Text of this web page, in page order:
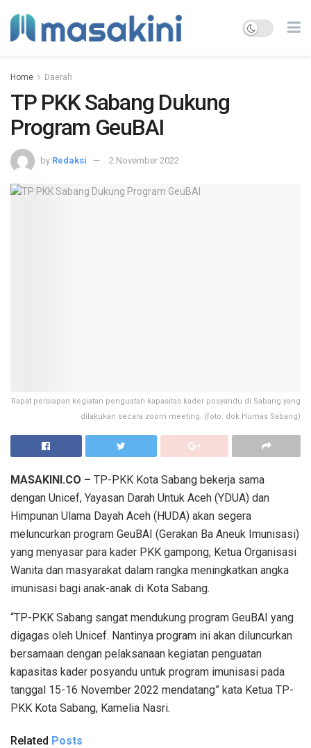
Home Daerah
TP PKK Sabang Dukung
Program GeuBAI
by Redaksi 2 November 2022
Rapat persiapan kegiatan penguatan kapasitas kader posyandu di Sabang yang
dilakukan secara zoom meeting. (foto: dok Humas Sabang)
MASAKINI.CO – TP-PKK Kota Sabang bekerja sama
dengan Unicef, Yayasan Darah Untuk Aceh (YDUA) dan
Himpunan Ulama Dayah Aceh (HUDA) akan segera
meluncurkan program GeuBAI (Gerakan Ba Aneuk Imunisasi)
yang menyasar para kader PKK gampong, Ketua Organisasi
Wanita dan masyarakat dalam rangka meningkatkan angka
imunisasi bagi anak-anak di Kota Sabang.
“TP-PKK Sabang sangat mendukung program GeuBAI yang
digagas oleh Unicef. Nantinya program ini akan diluncurkan
bersamaan dengan pelaksanaan kegiatan penguatan
kapasitas kader posyandu untuk program imunisasi pada
tanggal 15-16 November 2022 mendatang” kata Ketua TP-
PKK Kota Sabang, Kamelia Nasri.
Related Posts